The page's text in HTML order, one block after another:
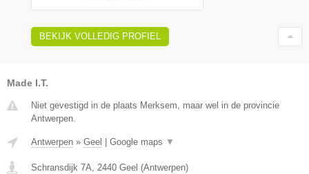
BEKIJK VOLLEDIG PROFIEL
Made I.T.
Niet gevestigd in de plaats Merksem, maar wel in de provincie
Antwerpen.
Antwerpen » Geel Google maps ▼
Schransdijk 7A, 2440 Geel (Antwerpen)